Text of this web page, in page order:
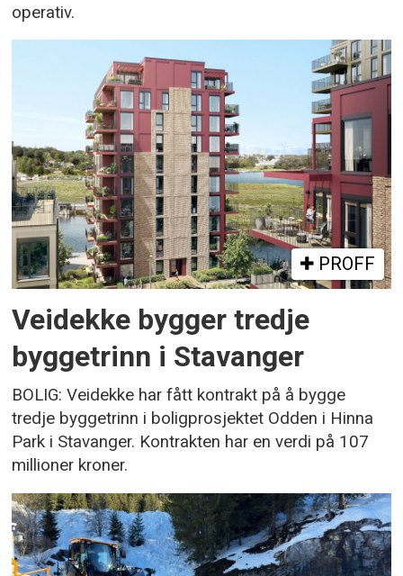
operativ.
PROFF
Veidekke bygger tredje
byggetrinn i Stavanger
BOLIG: Veidekke har fått kontrakt på å bygge
tredje byggetrinn i boligprosjektet Odden i Hinna
Park i Stavanger. Kontrakten har en verdi på 107
millioner kroner.